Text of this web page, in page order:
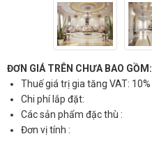
ĐƠN GIÁ TRÊN CHƯA BAO GỒM:
Thuế giá trị gia tăng VAT: 10%
Chi phí lắp đặt:
Các sản phẩm đặc thù :
Đơn vị tính :